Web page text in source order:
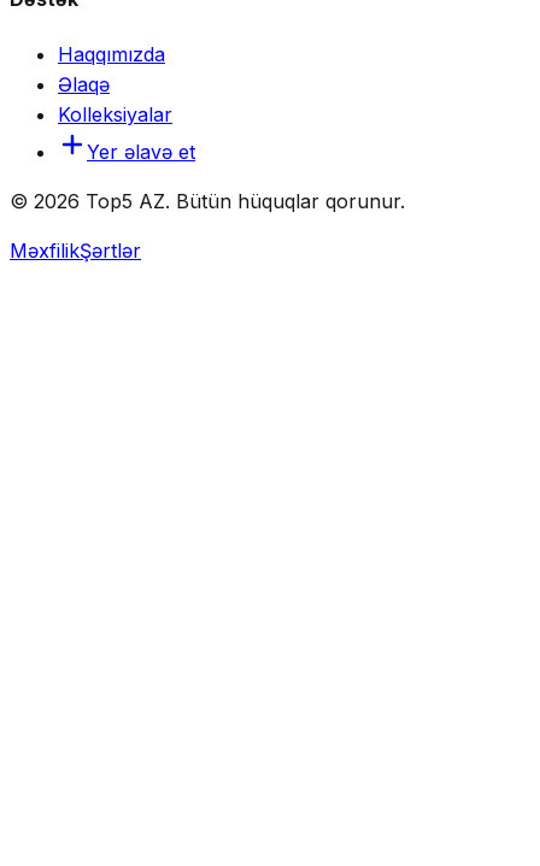
Haqqımızda
Əlaqə
Kolleksiyalar
Yer əlavə et
© 2026 Top5 AZ. Bütün hüquqlar qorunur.
MəxfilikŞərtlər